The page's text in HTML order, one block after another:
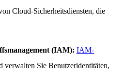
Cloud-Sicherheitsdiensten, die
(IAM): IAM-
verwalten Sie Benutzeridentitäten,